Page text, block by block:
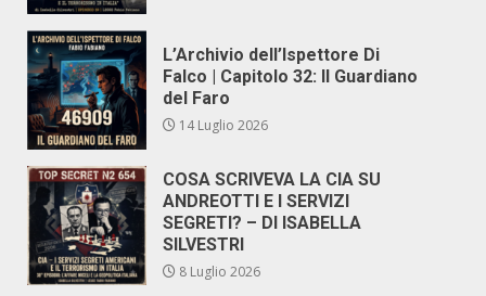
L’Archivio dell’Ispettore Di
Falco | Capitolo 32: Il Guardiano
del Faro
14 Luglio 2026
COSA SCRIVEVA LA CIA SU
ANDREOTTI E I SERVIZI
SEGRETI? – DI ISABELLA
SILVESTRI
8 Luglio 2026